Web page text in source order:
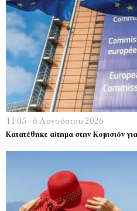
11:05 - 6 Αυγούστου 2026
Κατατέθηκε αίτημα στην Κομισιόν